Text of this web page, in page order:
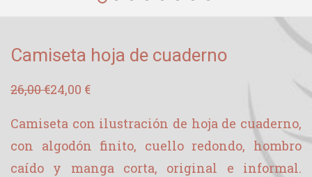
Camiseta hoja de cuaderno
26,00€
El
era:
26,00 €.
24,00 €
El
es:
24,00 €.
Camiseta con ilustración de hoja de cuaderno,
con algodón finito, cuello redondo, hombro
caído y manga corta, original e informal.